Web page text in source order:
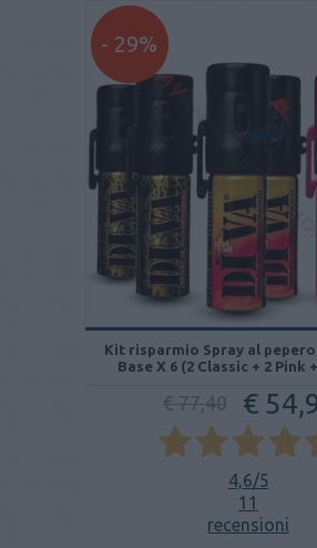
- 29%
Kit risparmio Spray al
Base X 6 (2 Classic + 2 Pink
€ 77,40 €
4,6/5
11
recensioni